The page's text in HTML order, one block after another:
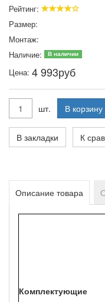
Рейтинг:
Размер:
Монтаж:
Наличие:
В наличии
Цена: 4 993руб
шт. В корзину
В закладки К
Описание товара
Комплектующие